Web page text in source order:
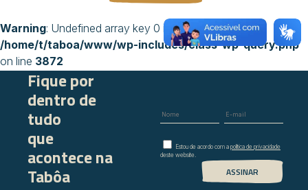
Warning: Undefined array key 0 in
/home/t/taboa/www/wp-includes/class-wp-query.php
on line 3872
Fique por
dentro de
tudo
que
acontece na
Tabôa
Estou de acordo com a política de privacidade
deste website.